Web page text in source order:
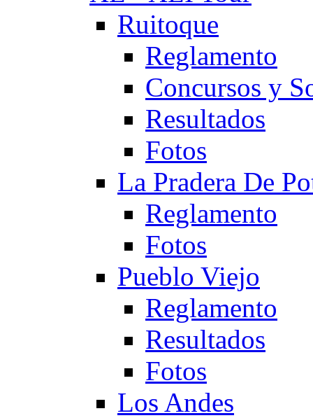
Ruitoque
Reglamento
Concursos y
Resultados
Fotos
La Pradera De
Reglamento
Fotos
Pueblo Viejo
Reglamento
Resultados
Fotos
Los Andes